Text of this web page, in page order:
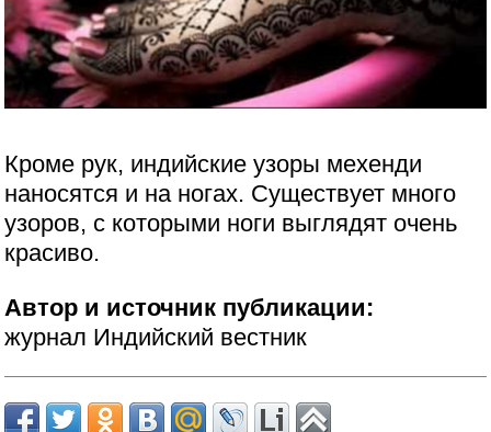
Кроме рук, индийские узоры мехенди
наносятся и на ногах. Существует много
узоров, с которыми ноги выглядят очень
красиво.
Автор и источник публикации:
журнал Индийский вестник